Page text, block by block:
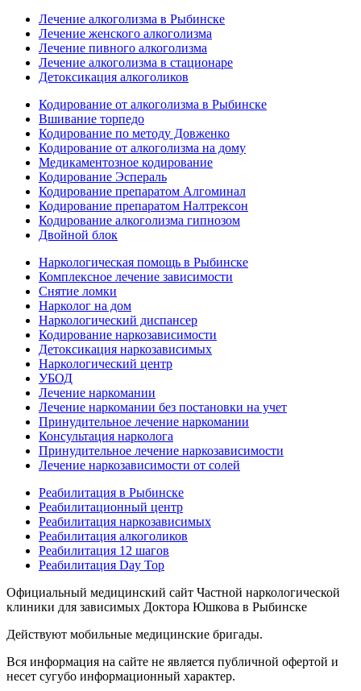
Лечение алкоголизма в Рыбинске
Лечение женского алкоголизма
Лечение пивного алкоголизма
Лечение алкоголизма в стационаре
Детоксикация алкоголиков
Кодирование от алкоголизма в Рыбинске
Вшивание торпедо
Кодирование по методу Довженко
Кодирование от алкоголизма на дому
Медикаментозное кодирование
Кодирование Эспераль
Кодирование препаратом Алгоминал
Кодирование препаратом Налтрексон
Кодирование алкоголизма гипнозом
Двойной блок
Наркологическая помощь в Рыбинске
Комплексное лечение зависимости
Снятие ломки
Нарколог на дом
Наркологический диспансер
Кодирование наркозависимости
Детоксикация наркозависимых
Наркологический центр
УБОД
Лечение наркомании
Лечение наркомании без постановки на учет
Принудительное лечение наркомании
Консультация нарколога
Принудительное лечение наркозависимости
Лечение наркозависимости от солей
Реабилитация в Рыбинске
Реабилитационный центр
Реабилитация наркозависимых
Реабилитация алкоголиков
Реабилитация 12 шагов
Реабилитация Day Top
Официальный медицинский сайт Частной наркологической
клиники для зависимых Доктора Юшкова в Рыбинске
Действуют мобильные медицинские бригады.
Вся информация на сайте не является публичной офертой и
несет сугубо информационный характер.